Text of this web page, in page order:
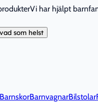
Vi har hjälpt
som helst
BarnskorBarnvagnarBilstolar